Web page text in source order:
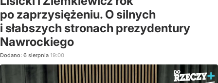
po zaprzysiężeniu. O silnych
i słabszych stronach prezydentury
Nawrockiego
Dodano: 6 sierpnia 19:00